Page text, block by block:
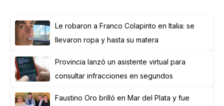
Le robaron a Franco Colapinto en Italia: se
llevaron ropa y hasta su matera
Provincia lanzó un asistente virtual para
consultar infracciones en segundos
Faustino Oro brilló en Mar del Plata y fue